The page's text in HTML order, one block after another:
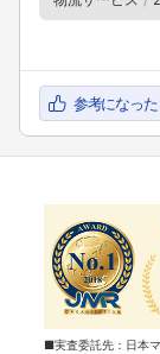
参考になった
■実査委託先：日本